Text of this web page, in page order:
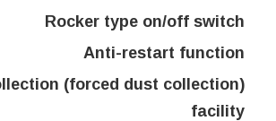
Rocker type on/off switch
Anti-restart function
(forced dust collection)
facility